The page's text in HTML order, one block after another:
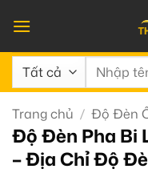
qua
nội
dung
Tìm
Trang chủ / Độ Đèn
Độ Đèn Pha Bi
– Địa Chỉ Độ